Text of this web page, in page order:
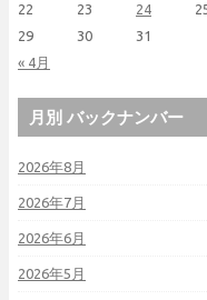
« 4月
22
23 24
29
30 31
月別 バックナンバー
2026年8月
2026年7月
2026年6月
2026年5月